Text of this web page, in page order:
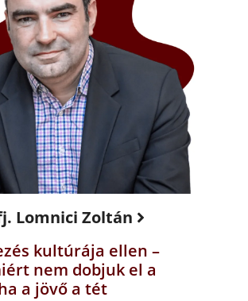
Lomnici Zoltán
kultúrája ellen –
nem dobjuk el a
a jövő a tét